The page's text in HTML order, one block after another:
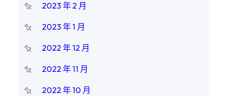
2023 年 2 月
2023 年 1 月
2022 年 12 月
2022 年 11 月
2022 年 10 月